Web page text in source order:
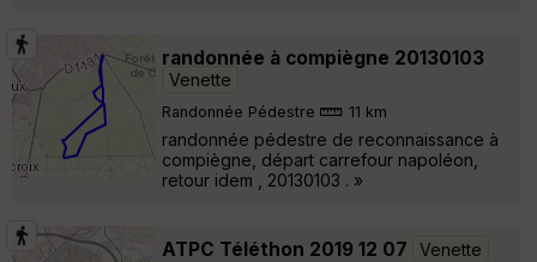
randonnée à compiègne 20130103
Venette
Randonnée Pédestre 11 km
randonnée pédestre de reconnaissance à
compiègne, départ carrefour napoléon,
retour idem , 20130103 . »
ATPC Téléthon 2019 12 07 Venette